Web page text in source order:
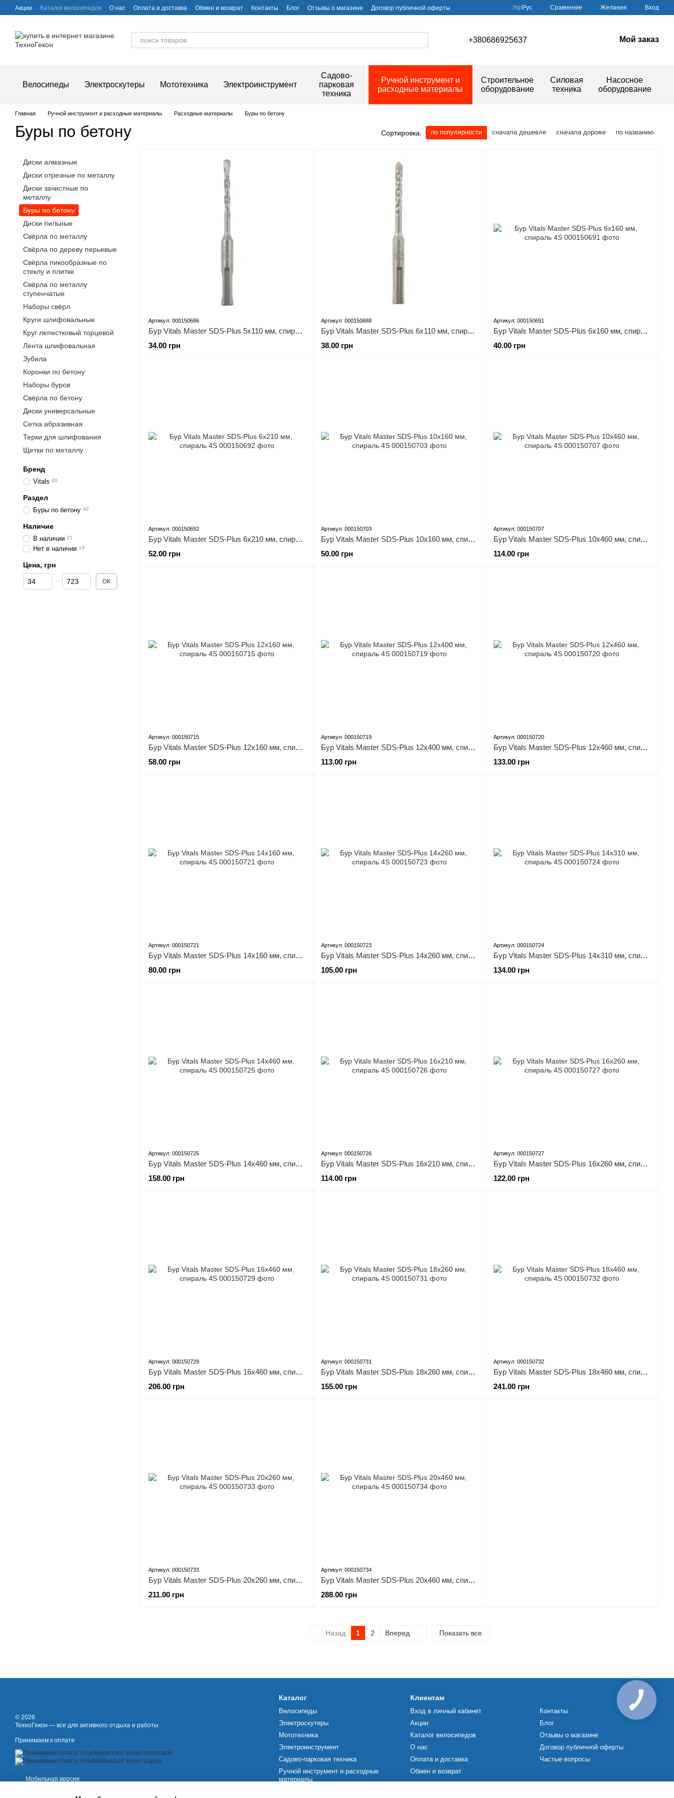
Перейти к основному контенту
Акции Каталог велосипедов О нас Оплата и доставка Обмен и возврат Контакты Блог Отзывы о магазине
Договор публичной оферты
Укр Рус Сравнение Желания Вход
+380686925637 Мой заказ
Велосипеды Электроскутеры Мототехника Электроинструмент
Садово-
парковая
техника
Ручной инструмент и
расходные материалы
Строительное
оборудование
Силовая
техника
Насосное
оборудование
Главная Ручной инструмент и расходные материалы Расходные материалы Буры по бетону
Буры по бетону Сортировка: по популярности сначала дешевле сначала дороже по названию
Артикул: 000150686
Бур Vitals Master SDS-Plus 5х110 мм, спираль 4S
34.00 грн
Артикул: 000150688
Бур Vitals Master SDS-Plus 6х110 мм, спираль 4S
38.00 грн
Артикул: 000150691
Бур Vitals Master SDS-Plus 6х160 мм, спираль 4S
40.00 грн
Артикул: 000150692
Бур Vitals Master SDS-Plus 6х210 мм, спираль 4S
52.00 грн
Артикул: 000150703
Бур Vitals Master SDS-Plus 10х160 мм, спираль 4S
50.00 грн
Артикул: 000150707
Бур Vitals Master SDS-Plus 10х460 мм, спираль 4S
114.00 грн
Артикул: 000150715
Бур Vitals Master SDS-Plus 12х160 мм, спираль 4S
58.00 грн
Артикул: 000150719
Бур Vitals Master SDS-Plus 12х400 мм, спираль 4S
113.00 грн
Артикул: 000150720
Бур Vitals Master SDS-Plus 12х460 мм, спираль 4S
133.00 грн
Артикул: 000150721
Бур Vitals Master SDS-Plus 14х160 мм, спираль 4S
80.00 грн
Артикул: 000150723
Бур Vitals Master SDS-Plus 14х260 мм, спираль 4S
105.00 грн
Артикул: 000150724
Бур Vitals Master SDS-Plus 14х310 мм, спираль 4S
134.00 грн
Артикул: 000150725
Бур Vitals Master SDS-Plus 14х460 мм, спираль 4S
158.00 грн
Артикул: 000150726
Бур Vitals Master SDS-Plus 16х210 мм, спираль 4S
114.00 грн
Артикул: 000150727
Бур Vitals Master SDS-Plus 16х260 мм, спираль 4S
122.00 грн
Артикул: 000150729
Бур Vitals Master SDS-Plus 16х460 мм, спираль 4S
206.00 грн
Артикул: 000150731
Бур Vitals Master SDS-Plus 18х260 мм, спираль 4S
155.00 грн
Артикул: 000150732
Бур Vitals Master SDS-Plus 18х460 мм, спираль 4S
241.00 грн
Артикул: 000150733
Бур Vitals Master SDS-Plus 20х260 мм, спираль 4S
211.00 грн
Артикул: 000150734
Бур Vitals Master SDS-Plus 20х460 мм, спираль 4S
288.00 грн
Назад 1 2 Вперед Показать все
Диски алмазные
Диски отрезные по металлу
Диски зачистные по
металлу
Буры по бетону
Диски пильные
Свёрла по металлу
Свёрла по дереву перьевые
Свёрла пикообразные по
стеклу и плитке
Свёрла по металлу
ступенчатые
Наборы свёрл
Круги шлифовальные
Круг лепестковый торцевой
Лента шлифовальная
Зубила
Коронки по бетону
Наборы буров
Свёрла по бетону
Диски универсальные
Сетка абразивная
Терки для шлифования
Щетки по металлу
Бренд
Vitals 40
Раздел
Буры по бетону 40
Наличие
В наличии 21
Нет в наличии 19
Цена, грн
От Цена, грн
До Цена, грн OK
© 2026
ТехноГекон — все для активного отдыха и работы
Принимаем к оплате
Мобильная версия
Каталог
Велосипеды
Электроскутеры
Мототехника
Электроинструмент
Садово-парковая техника
Ручной инструмент и расходные
материалы
Клиентам
Вход в личный кабинет
Акции
Каталог велосипедов
О нас
Оплата и доставка
Обмен и возврат
Контакты
Блог
Отзывы о магазине
Договор публичной оферты
Частые вопросы